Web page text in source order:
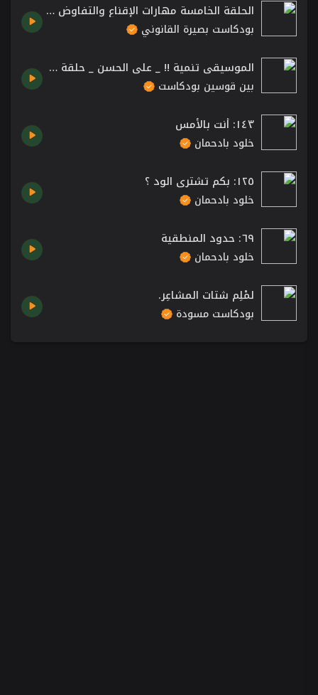
الحلقة الخامسة مهارات الإقناع والتفاوض مع ماجد الغامدي.
بودكاست بصيرة القانوني
الموسيقى تنمية !! _ علي الحسن _ حلقة 008
بين قوسين بودكاست
١٤٣: أنت بالأمس
خلود بادحمان
١٢٥: بكم تشتري الود ؟
خلود بادحمان
٦٩: حدود المنطقية
خلود بادحمان
لمْلِم شتات المشاعِر.
بودكاست مسودة